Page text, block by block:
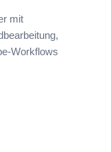
mit
Workflows